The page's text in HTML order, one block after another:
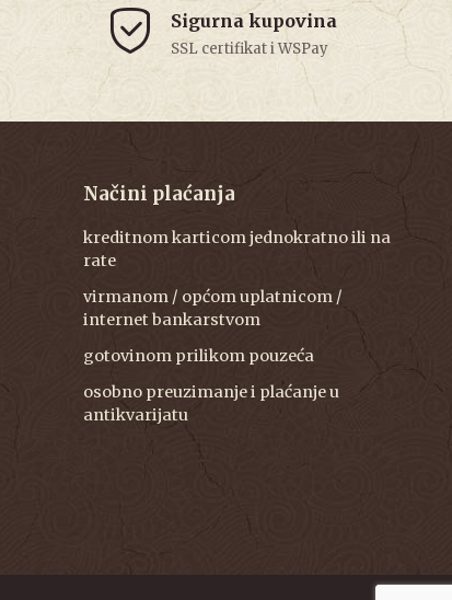
Sigurna kupovina
SSL certifikat i WSPay
Načini plaćanja
kreditnom karticom jednokratno ili na
rate
virmanom / općom uplatnicom /
internet bankarstvom
gotovinom prilikom pouzeća
osobno preuzimanje i plaćanje u
antikvarijatu